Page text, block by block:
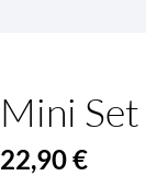
Mini
22,90 €